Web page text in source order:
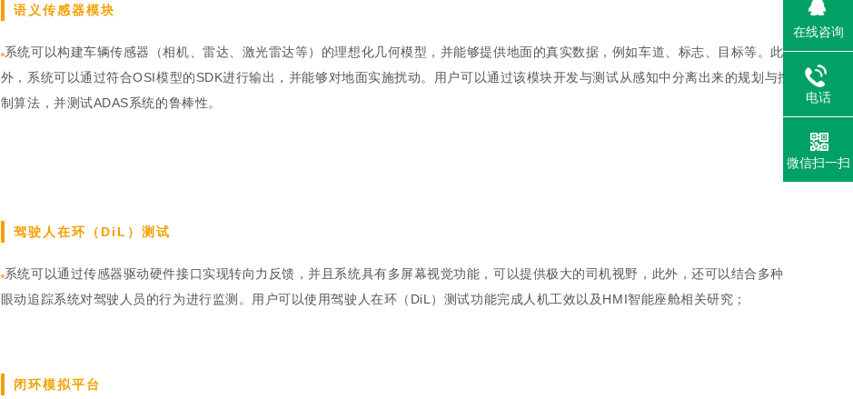
语义传感器模块
系统可以构建车辆传感器（相机、雷达、激光雷达等）的理想化几何模型，并能够提供地面的真实数据，例如车道、标志、目标等。此
外，系统可以通过符合OSI模型的SDK进行输出，并能够对地面实施扰动。用户可以通过该模块开发与测试从感知中分离出来的规划与控
制算法，并测试ADAS系统的鲁棒性。
驾驶人在环（DiL）测试
系统可以通过传感器驱动硬件接口实现转向力反馈，并且系统具有多屏幕视觉功能，可以提供极大的司机视野，此外，还可以结合多种
眼动追踪系统对驾驶人员的行为进行监测。用户可以使用驾驶人在环（DiL）测试功能完成人机工效以及HMI智能座舱相关研究；
闭环模拟平台
在线咨询
电话
微信扫一扫